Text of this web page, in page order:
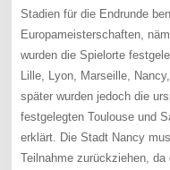
Stadien für die Endrunde
Europameisterschaften,
wurden die Spielorte
Lille, Lyon, Marseille,
später wurden jedoch die
festgelegten Toulouse und
erklärt. Die Stadt Nancy
Teilnahme zurückziehen,